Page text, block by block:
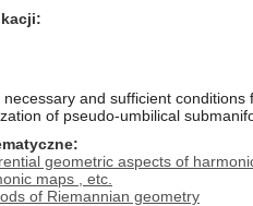
necessary and sufficient
of pseudo-umbilical
geometric aspects of
maps , etc.
of Riemannian geometry